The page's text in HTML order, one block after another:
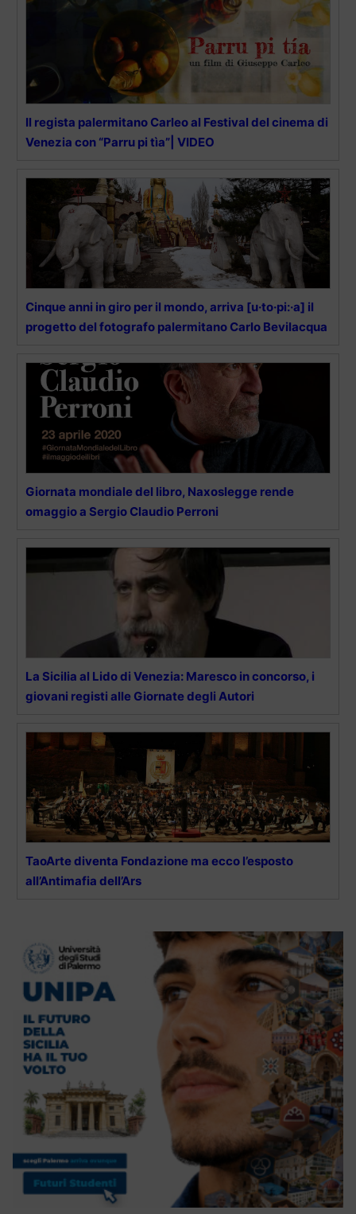
Il regista palermitano Carleo al Festival del cinema di
Venezia con “Parru pi tìa”| VIDEO
Cinque anni in giro per il mondo, arriva [u·to·pi:·a] il
progetto del fotografo palermitano Carlo Bevilacqua
Giornata mondiale del libro, Naxoslegge rende
omaggio a Sergio Claudio Perroni
La Sicilia al Lido di Venezia: Maresco in concorso, i
giovani registi alle Giornate degli Autori
TaoArte diventa Fondazione ma ecco l’esposto
all’Antimafia dell’Ars